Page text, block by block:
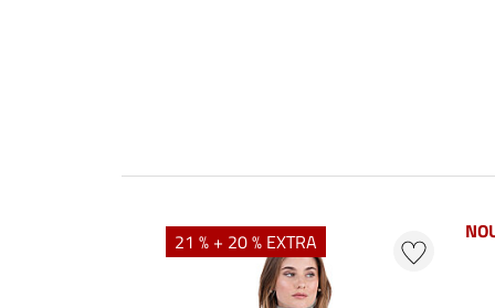
21 % + 20 % EXTRA